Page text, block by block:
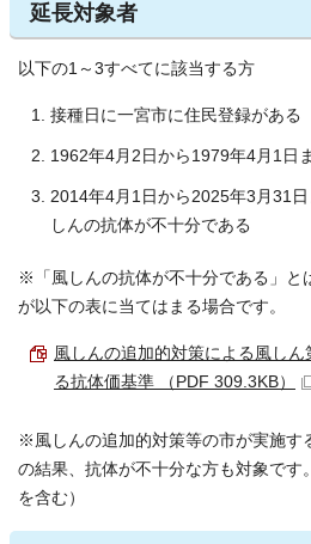
延長対象者
以下の1～3すべてに該当する方
接種日に一宮市に住民登録がある
1962年4月2日から1979年4月1日
2014年4月1日から2025年3月31
しんの抗体が不十分である
※「風しんの抗体が不十分である」と
が以下の表に当てはまる場合です。
風しんの追加的対策による風し
る抗体価基準 （PDF 309.3KB）
※風しんの追加的対策等の市が実施す
の結果、抗体が不十分な方も対象です
を含む）